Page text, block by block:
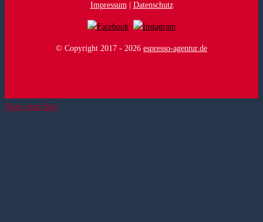
Impressum| Datenschutz
© Copyright 2017 - 2026 espresso-agentur.de
Page load link